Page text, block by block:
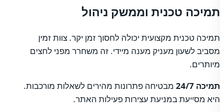
תמיכה טכנית וממשק ניהול
תמיכה טכנית מקצועית יכולה לחסוך זמן יקר. צוות זמין
מסביב לשעון מעניק מענה מיידי. זה משחרר מפני לחצים
מיותרים.
תמיכה 24/7
מבטיחה פתרונות מהירים לשאלות מורכבות.
היא מסייעת במניעת עצירות פעילות האתר.